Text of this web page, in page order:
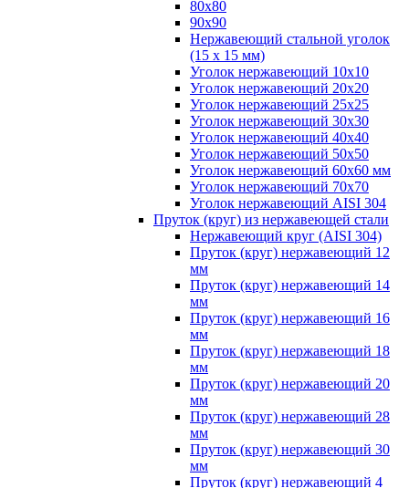
80х80
90х90
Нержавеющий стальной уголок
(15 х 15 мм)
Уголок нержавеющий 10х10
Уголок нержавеющий 20х20
Уголок нержавеющий 25х25
Уголок нержавеющий 30х30
Уголок нержавеющий 40х40
Уголок нержавеющий 50х50
Уголок нержавеющий 60х60 мм
Уголок нержавеющий 70х70
Уголок нержавеющий AISI 304
Пруток (круг) из нержавеющей стали
Нержавеющий круг (AISI 304)
Пруток (круг) нержавеющий 12
мм
Пруток (круг) нержавеющий 14
мм
Пруток (круг) нержавеющий 16
мм
Пруток (круг) нержавеющий 18
мм
Пруток (круг) нержавеющий 20
мм
Пруток (круг) нержавеющий 28
мм
Пруток (круг) нержавеющий 30
мм
Пруток (круг) нержавеющий 4